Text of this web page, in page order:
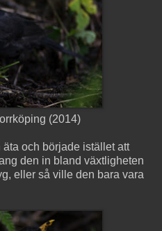
(2014)
och började istället att
den in bland växtligheten
eller så ville den bara vara